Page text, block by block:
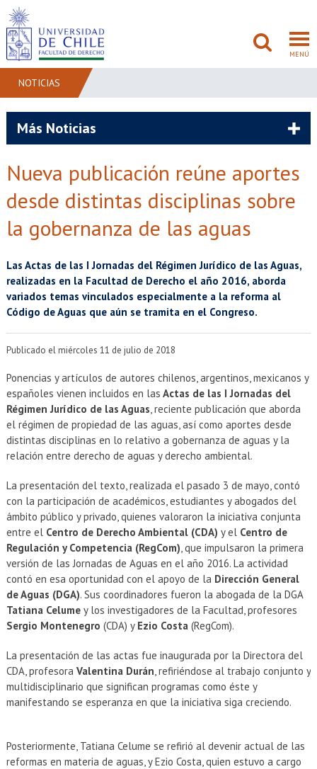
MENÚ
ADMISIÓN
BIBLIOTECAS
EXTENSIÓN
Académicos
Egresados Funcionarios
NOTICIAS
Más Noticias
Nueva publicación reúne aportes
desde distintas disciplinas sobre
la gobernanza de las aguas
Las Actas de las I Jornadas del Régimen Jurídico de las Aguas,
realizadas en la Facultad de Derecho el año 2016, aborda
variados temas vinculados especialmente a la reforma al
Código de Aguas que aún se tramita en el Congreso.
Publicado el miércoles 11 de julio de 2018
Ponencias y artículos de autores chilenos, argentinos, mexicanos y
españoles vienen incluidos en las Actas de las I Jornadas del
Régimen Jurídico de las Aguas, reciente publicación que aborda
el régimen de propiedad de las aguas, así como aportes desde
distintas disciplinas en lo relativo a gobernanza de aguas y la
relación entre derecho de aguas y derecho ambiental.
La presentación del texto, realizada el pasado 3 de mayo, contó
con la participación de académicos, estudiantes y abogados del
ámbito público y privado, quienes valoraron la iniciativa conjunta
entre el Centro de Derecho Ambiental (CDA) y el Centro de
Regulación y Competencia (RegCom), que impulsaron la primera
versión de las Jornadas de Aguas en el año 2016. La actividad
contó en esa oportunidad con el apoyo de la Dirección General
de Aguas (DGA). Sus coordinadores fueron la abogada de la DGA
Tatiana Celumey los investigadores de la Facultad, profesores
Sergio Montenegro (CDA) y Ezio Costa(RegCom).
La presentación de las actas fue inaugurada por la Directora del
CDA, profesora Valentina Durán, refiriéndose al trabajo conjunto y
multidisciplinario que significan programas como éste y
manifestando se esperanza en que la iniciativa siga creciendo.
Posteriormente, Tatiana Celume se refirió al devenir actual de las
reformas en materia de aguas, y Ezio Costa, quien estuvo a cargo